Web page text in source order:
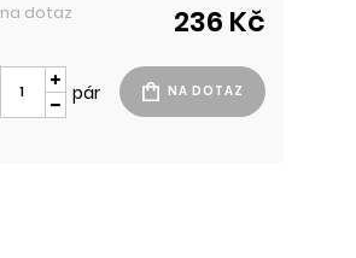
na dotaz 236 Kč
pár